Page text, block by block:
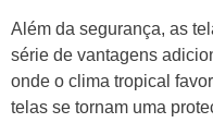
Além da segurança, as
série de vantagens
onde o clima tropical
telas se tornam uma